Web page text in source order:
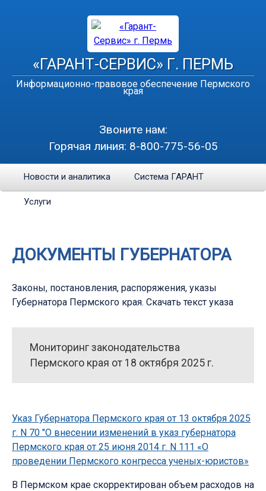
«ГАРАНТ-СЕРВИС» Г. ПЕРМЬ
Информационно-правовое обеспечение Пермского
края
Звоните нам:
Горячая линия: 8-800-775-56-05
Новости и аналитика Система ГАРАНТ
Услуги
ДОКУМЕНТЫ ГУБЕРНАТОРА
Законы, постановления, распоряжения, указы
Губернатора Пермского края. Скачать текст указа
Мониторинг законодательства
Пермского края от 18 октября 2025 г.
Указ Губернатора Пермского края от 13 октября 2025
г. N 70 "О внесении изменений в указ губернатора
Пермского края от 25 июня 2014 г. N 111 «О
проведении Пермского конгресса ученых-юристов»
В Пермском крае скорректирован объем расходов на